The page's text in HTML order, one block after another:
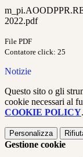
2022.pdf
File PDF
Contatore click: 25
Notizie
Questo sito o gli
cookie necessari al
COOKIE POLICY.
Personalizza
Gestione cookie